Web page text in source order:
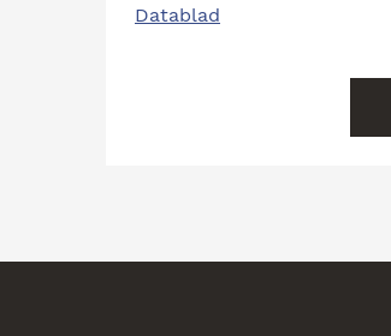
Datablad